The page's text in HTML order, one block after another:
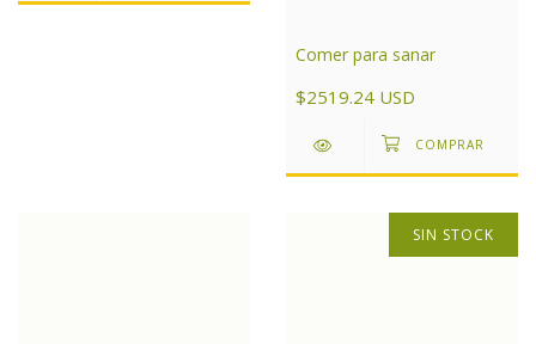
Comer para sanar
$2519.24 USD
SIN STOCK